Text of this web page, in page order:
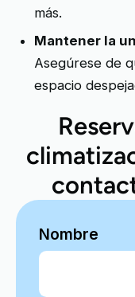
más.
Mantener la
Asegúrese de
espacio
Nombre